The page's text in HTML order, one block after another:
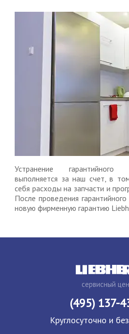
Устранение гарантийного
выполняется за наш счет, в
себя расходы на запчасти и
После проведения
новую фирменную гарантию
сервисный
(495) 137-
Круглосуточно и